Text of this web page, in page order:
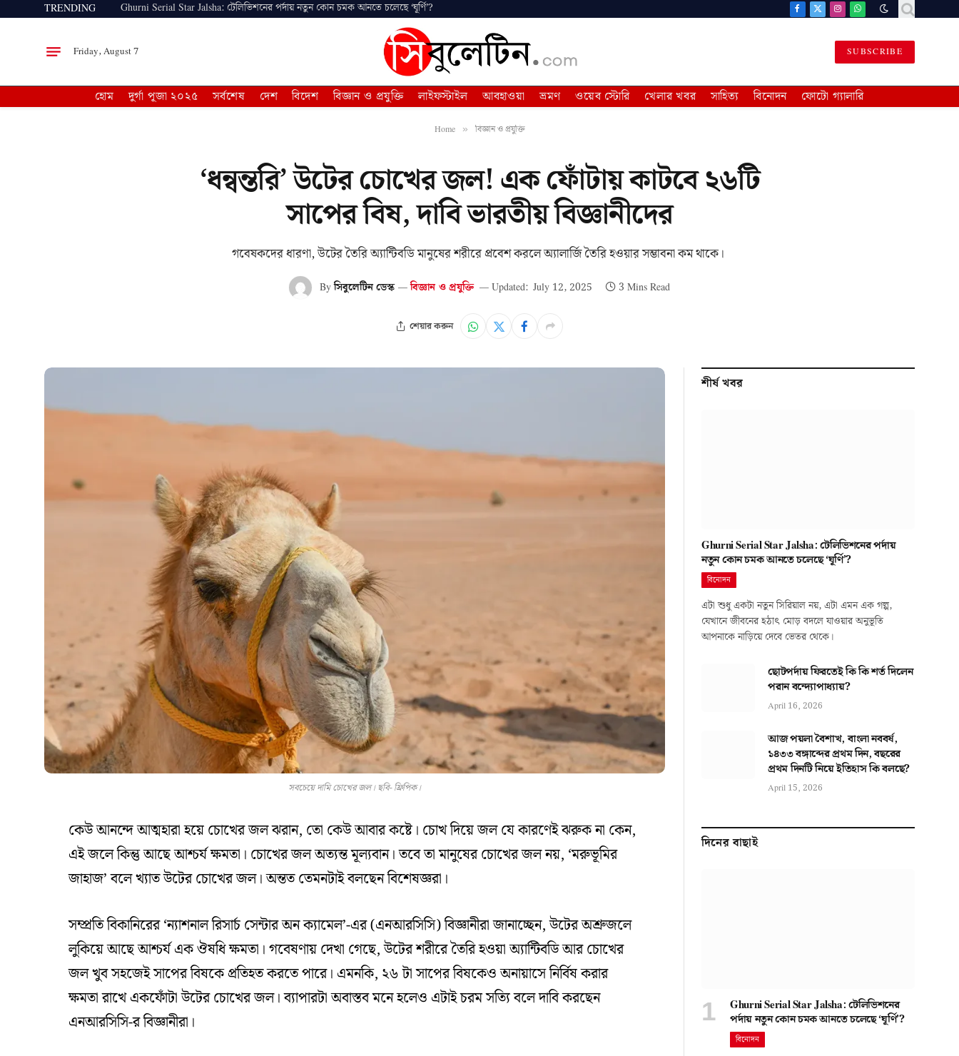
TRENDING Ghurni Serial Star Jalsha: টেলিভিশনের পর্দায় নতুন কোন চমক আনতে চলেছে ‘ঘূর্ণি’? Facebook
X
InstagramWhatsApp
Friday, August 7 SUBSCRIBE
হোম দুর্গা পূজা ২০২৫ সর্বশেষ দেশ বিদেশ বিজ্ঞান ও প্রযুক্তি লাইফস্টাইল আবহাওয়া ভ্রমণ ওয়েব স্টোরি খেলার খবর সাহিত্য বিনোদন ফোটো গ্যালারি
Home » বিজ্ঞান ও প্রযুক্তি
‘ধন্বন্তরি’ উটের চোখের জল! এক ফোঁটায় কাটবে ২৬টি
সাপের বিষ, দাবি ভারতীয় বিজ্ঞানীদের
গবেষকদের ধারণা, উটের তৈরি অ্যান্টিবডি মানুষের শরীরে প্রবেশ করলে অ্যালার্জি তৈরি হওয়ার সম্ভাবনা কম থাকে।
Byসিবুলেটিন ডেস্ক বিজ্ঞান ও প্রযুক্তি Updated: July 12, 2025 3 Mins Read
শেয়ার করুন
সবচেয়ে দামি চোখের জল। ছবি- ফ্রিপিক।
কেউ আনন্দে আত্মহারা হয়ে চোখের জল ঝরান, তো কেউ আবার কষ্টে। চোখ দিয়ে জল যে কারণেই ঝরুক না কেন,
এই জলে কিন্তু আছে আশ্চর্য ক্ষমতা। চোখের জল অত্যন্ত মূল্যবান। তবে তা মানুষের চোখের জল নয়, ‘মরুভূমির
জাহাজ’ বলে খ্যাত উটের চোখের জল। অন্তত তেমনটাই বলছেন বিশেষজ্ঞরা।
সম্প্রতি বিকানিরের ‘ন্যাশনাল রিসার্চ সেন্টার অন ক্যামেল’-এর (এনআরসিসি) বিজ্ঞানীরা জানাচ্ছেন, উটের অশ্রুজলে
লুকিয়ে আছে আশ্চর্য এক ঔষধি ক্ষমতা। গবেষণায় দেখা গেছে, উটের শরীরে তৈরি হওয়া অ্যান্টিবডি আর চোখের
জল খুব সহজেই সাপের বিষকে প্রতিহত করতে পারে। এমনকি, ২৬ টা সাপের বিষকেও অনায়াসে নির্বিষ করার
ক্ষমতা রাখে একফোঁটা উটের চোখের জল। ব্যাপারটা অবাস্তব মনে হলেও এটাই চরম সত্যি বলে দাবি করছেন
এনআরসিসি-র বিজ্ঞানীরা।
শীর্ষ খবর
Ghurni Serial Star Jalsha: টেলিভিশনের পর্দায়
নতুন কোন চমক আনতে চলেছে ‘ঘূর্ণি’?
বিনোদন
এটা শুধু একটা নতুন সিরিয়াল নয়, এটা এমন এক গল্প,
যেখানে জীবনের হঠাৎ মোড় বদলে যাওয়ার অনুভূতি
আপনাকে নাড়িয়ে দেবে ভেতর থেকে।
ছোটপর্দায় ফিরতেই কি কি শর্ত দিলেন
পরান বন্দ্যোপাধ্যায়?
April 16, 2026
আজ পয়লা বৈশাখ, বাংলা নববর্ষ,
১৪৩৩ বঙ্গাব্দের প্রথম দিন, বছরের
প্রথম দিনটি নিয়ে ইতিহাস কি বলছে?
April 15, 2026
দিনের বাছাই
Ghurni Serial Star Jalsha: টেলিভিশনের
পর্দায় নতুন কোন চমক আনতে চলেছে ‘ঘূর্ণি’?
বিনোদন